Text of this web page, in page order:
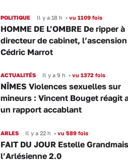
POLITIQUE Il y a 18 h •vu 1109 fois
HOMME DE L’OMBRE De ripper à
directeur de cabinet,
Cédric Marrot
ACTUALITÉS Il y a 9 h •vu 1372 fois
NÎMES Violences sexuelles sur
mineurs : Vincent Bouget réagit
un rapport accablant
ARLES Il y a 22 h •vu 589 fois
FAIT DU JOUR Estelle
l’Arlésienne 2.0